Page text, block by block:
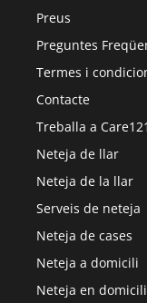
Preus
Preguntes
Termes i
Contacte
Treballa a Care121
Neteja de llar
Neteja de la llar
Serveis de neteja
Neteja de cases
Neteja a domicili
Neteja en domicili